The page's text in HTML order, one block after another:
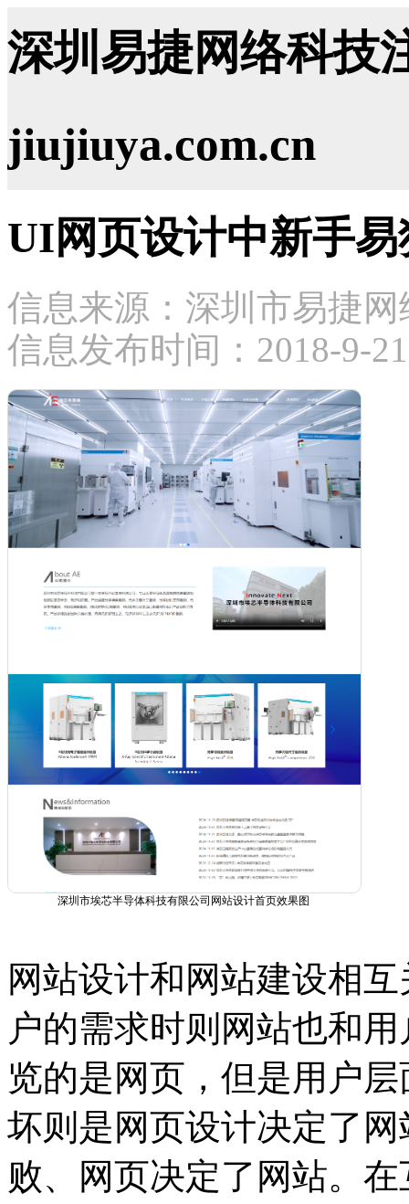
深圳易捷网络科技
jiujiuya.com.cn
UI网页设计中新手
信息来源：深圳市易捷
信息发布时间：2018-9-
深圳市埃芯半导体科技有限公司网站设计首页效果图
网站设计和网站建设相
户的需求时则网站也和
览的是网页，但是用户
坏则是网页设计决定了
败、网页决定了网站。